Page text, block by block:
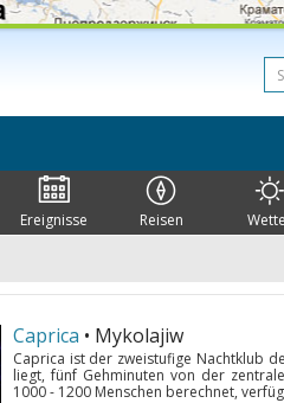
Ereignisse Reisen
Caprica • Mykolajiw
Caprica ist der zweistufige Nachtklub
liegt, fünf Gehminuten von der
1000 - 1200 Menschen berechnet,